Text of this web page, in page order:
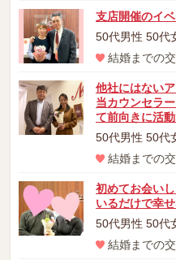
支店開催のイ
50代男性 50代
結婚までの
他社にはない
当カウンセラ
て前向きに活
50代男性 50代
結婚までの
初めてお会い
いるだけで幸
50代男性 50代
結婚までの